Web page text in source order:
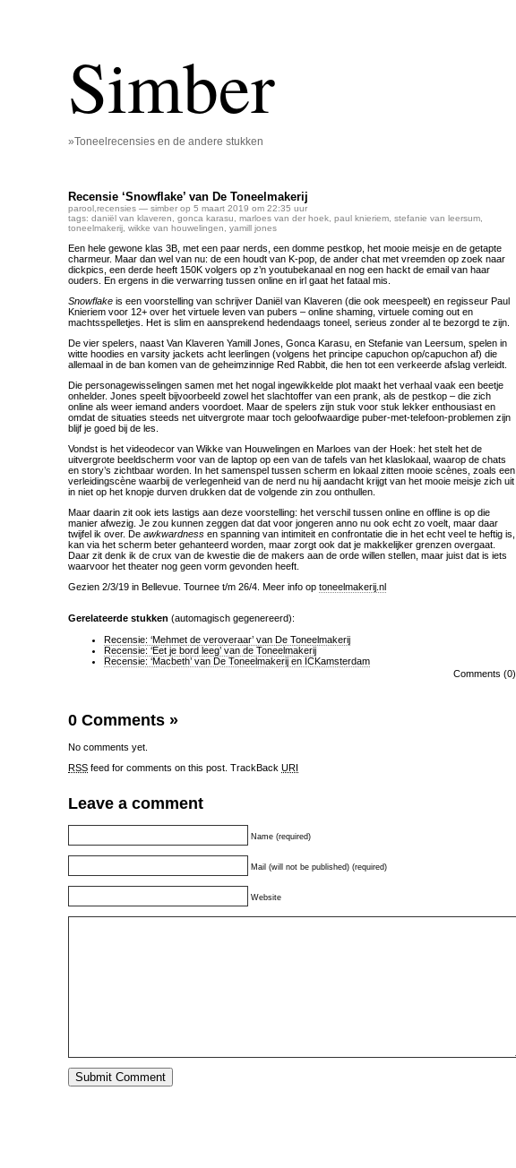
Simber
»Toneelrecensies en de andere stukken
Recensie ‘Snowflake’ van De Toneelmakerij
parool recensies — simber op 5 maart 2019 om 22:35 uur
tags: daniël van klaveren gonca karasu marloes van der hoek paul knieriem stefanie van leersum
toneelmakerij wikke van houwelingen yamill jones
Een hele gewone klas 3B, met een paar nerds, een domme pestkop, het mooie meisje en de getapte
charmeur. Maar dan wel van nu: de een houdt van K-pop, de ander chat met vreemden op zoek naar
dickpics, een derde heeft 150K volgers op z’n youtubekanaal en nog een hackt de email van haar
ouders. En ergens in die verwarring tussen online en irl gaat het fataal mis.
Snowflake is een voorstelling van schrijver Daniël van Klaveren (die ook meespeelt) en regisseur Paul
Knieriem voor 12+ over het virtuele leven van pubers – online shaming, virtuele coming out en
machtsspelletjes. Het is slim en aansprekend hedendaags toneel, serieus zonder al te bezorgd te zijn.
De vier spelers, naast Van Klaveren Yamill Jones, Gonca Karasu, en Stefanie van Leersum, spelen in
witte hoodies en varsity jackets acht leerlingen (volgens het principe capuchon op/capuchon af) die
allemaal in de ban komen van de geheimzinnige Red Rabbit, die hen tot een verkeerde afslag verleidt.
Die personagewisselingen samen met het nogal ingewikkelde plot maakt het verhaal vaak een beetje
onhelder. Jones speelt bijvoorbeeld zowel het slachtoffer van een prank, als de pestkop – die zich
online als weer iemand anders voordoet. Maar de spelers zijn stuk voor stuk lekker enthousiast en
omdat de situaties steeds net uitvergrote maar toch geloofwaardige puber-met-telefoon-problemen zijn
blijf je goed bij de les.
Vondst is het videodecor van Wikke van Houwelingen en Marloes van der Hoek: het stelt het de
uitvergrote beeldscherm voor van de laptop op een van de tafels van het klaslokaal, waarop de chats
en story’s zichtbaar worden. In het samenspel tussen scherm en lokaal zitten mooie scènes, zoals een
verleidingscène waarbij de verlegenheid van de nerd nu hij aandacht krijgt van het mooie meisje zich uit
in niet op het knopje durven drukken dat de volgende zin zou onthullen.
Maar daarin zit ook iets lastigs aan deze voorstelling: het verschil tussen online en offline is op die
manier afwezig. Je zou kunnen zeggen dat dat voor jongeren anno nu ook echt zo voelt, maar daar
twijfel ik over. De awkwardness en spanning van intimiteit en confrontatie die in het echt veel te heftig is,
kan via het scherm beter gehanteerd worden, maar zorgt ook dat je makkelijker grenzen overgaat.
Daar zit denk ik de crux van de kwestie die de makers aan de orde willen stellen, maar juist dat is iets
waarvoor het theater nog geen vorm gevonden heeft.
Gezien 2/3/19 in Bellevue. Tournee t/m 26/4. Meer info op toneelmakerij.nl
Gerelateerde stukken (automagisch gegenereerd):
Recensie: ‘Mehmet de veroveraar’ van De Toneelmakerij
Recensie: ‘Eet je bord leeg’ van de Toneelmakerij
Recensie: ‘Macbeth’ van De Toneelmakerij en ICKamsterdam
Comments (0)
0 Comments »
No comments yet.
RSS feed for comments on this post. TrackBack URI
Leave a comment
Name (required)
Mail (will not be published) (required)
Website